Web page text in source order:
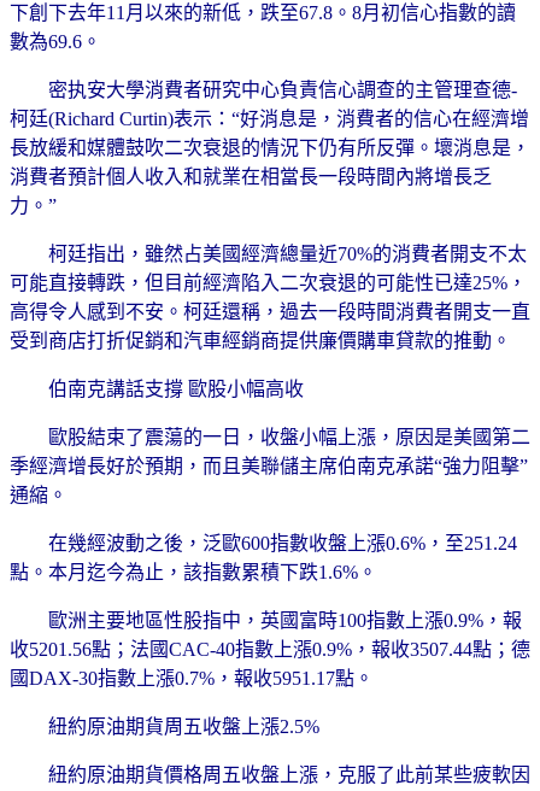
下創下去年11月以來的新低，跌至67.8。8月初信心指數的讀
數為69.6。
密执安大學消費者研究中心負責信心調查的主管理查德-
柯廷(Richard Curtin)表示：“好消息是，消費者的信心在經濟增
長放緩和媒體鼓吹二次衰退的情況下仍有所反彈。壞消息是，
消費者預計個人收入和就業在相當長一段時間內將增長乏
力。”
柯廷指出，雖然占美國經濟總量近70%的消費者開支不太
可能直接轉跌，但目前經濟陷入二次衰退的可能性已達25%，
高得令人感到不安。柯廷還稱，過去一段時間消費者開支一直
受到商店打折促銷和汽車經銷商提供廉價購車貸款的推動。
伯南克講話支撐 歐股小幅高收
歐股結束了震蕩的一日，收盤小幅上漲，原因是美國第二
季經濟增長好於預期，而且美聯儲主席伯南克承諾“強力阻擊”
通縮。
在幾經波動之後，泛歐600指數收盤上漲0.6%，至251.24
點。本月迄今為止，該指數累積下跌1.6%。
歐洲主要地區性股指中，英國富時100指數上漲0.9%，報
收5201.56點；法國CAC-40指數上漲0.9%，報收3507.44點；德
國DAX-30指數上漲0.7%，報收5951.17點。
紐約原油期貨周五收盤上漲2.5%
紐約原油期貨價格周五收盤上漲，克服了此前某些疲軟因